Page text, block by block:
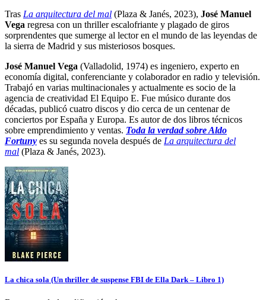
Tras La arquitectura del mal (Plaza & Janés, 2023), José Manuel
Vega regresa con un thriller escalofriante y plagado de giros
sorprendentes que sumerge al lector en el mundo de las leyendas de
la sierra de Madrid y sus misteriosos bosques.
José Manuel Vega (Valladolid, 1974) es ingeniero, experto en
economía digital, conferenciante y colaborador en radio y televisión.
Trabajó en varias multinacionales y actualmente es socio de la
agencia de creatividad El Equipo E. Fue músico durante dos
décadas, publicó cuatro discos y dio cerca de un centenar de
conciertos por España y Europa. Es autor de dos libros técnicos
sobre emprendimiento y ventas. Toda la verdad sobre Aldo
Fortuny es su segunda novela después de La arquitectura del
mal (Plaza & Janés, 2023).
La chica sola (Un thriller de suspense FBI de Ella Dark – Libro 1)